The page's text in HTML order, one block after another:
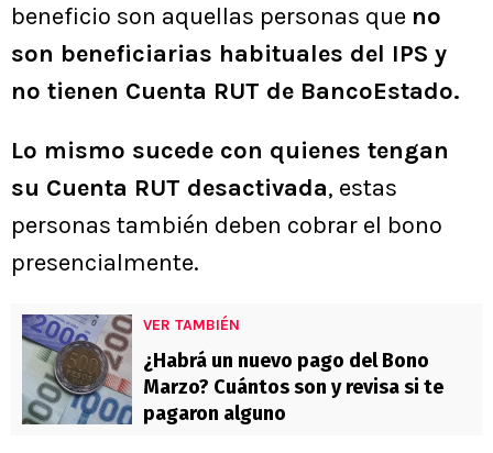
beneficio son aquellas personas que no
son beneficiarias habituales del IPS y
no tienen Cuenta RUT de BancoEstado.
Lo mismo sucede con quienes tengan
su Cuenta RUT desactivada, estas
personas también deben cobrar el bono
presencialmente.
VER TAMBIÉN
¿Habrá un nuevo pago del Bono
Marzo? Cuántos son y revisa si te
pagaron alguno